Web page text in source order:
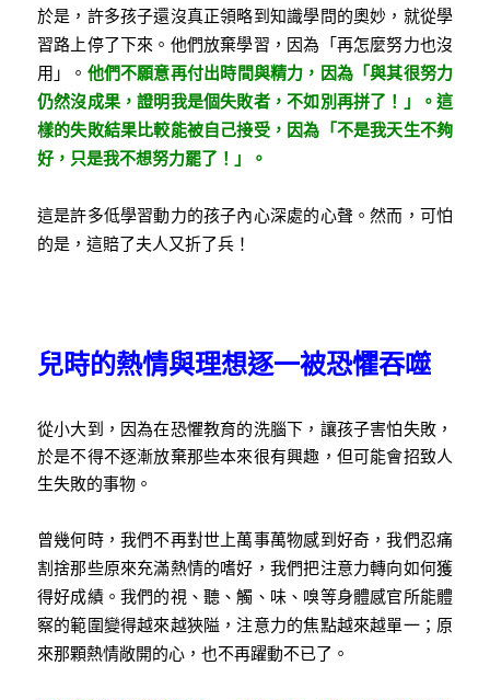
於是，許多孩子還沒真正領略到知識學問的奧妙，就從學
習路上停了下來。他們放棄學習，因為「再怎麼努力也沒
用」。 他們不願意再付出時間與精力，因為「與其很努力
仍然沒成果，證明我是個失敗者，不如別再拼了！」。這
樣的失敗結果比較能被自己接受，因為「不是我天生不夠
好，只是我不想努力罷了！」。
這是許多低學習動力的孩子內心深處的心聲。然而，可怕
的是，這賠了夫人又折了兵！
兒時的熱情與理想逐一被恐懼吞噬
從小大到，因為在恐懼教育的洗腦下，讓孩子害怕失敗，
於是不得不逐漸放棄那些本來很有興趣，但可能會招致人
生失敗的事物。
曾幾何時，我們不再對世上萬事萬物感到好奇，我們忍痛
割捨那些原來充滿熱情的嗜好，我們把注意力轉向如何獲
得好成績。我們的視、聽、觸、味、嗅等身體感官所能體
察的範圍變得越來越狹隘，注意力的焦點越來越單一；原
來那顆熱情敞開的心，也不再躍動不已了。